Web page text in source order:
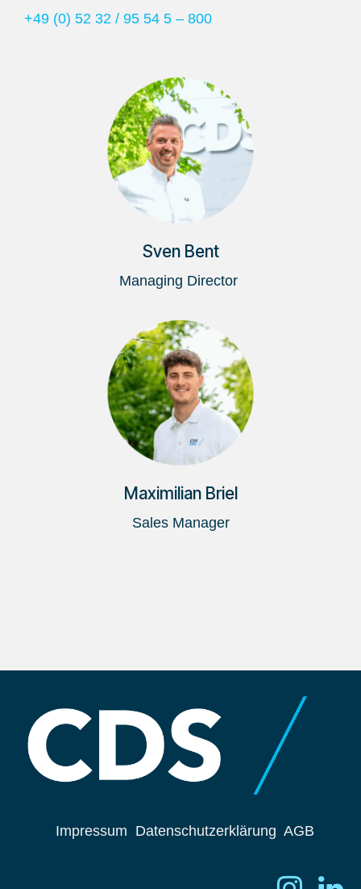
+49 (0) 52 32 / 95 54 5 – 800
Sven Bent
Managing Director
Maximilian Briel
Sales Manager
Impressum Datenschutzerklärung AGB